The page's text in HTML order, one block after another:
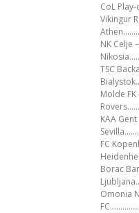
CoL
Vikingur
NK Celje
TSC
Molde
KAA
FC
Borac
Omonia